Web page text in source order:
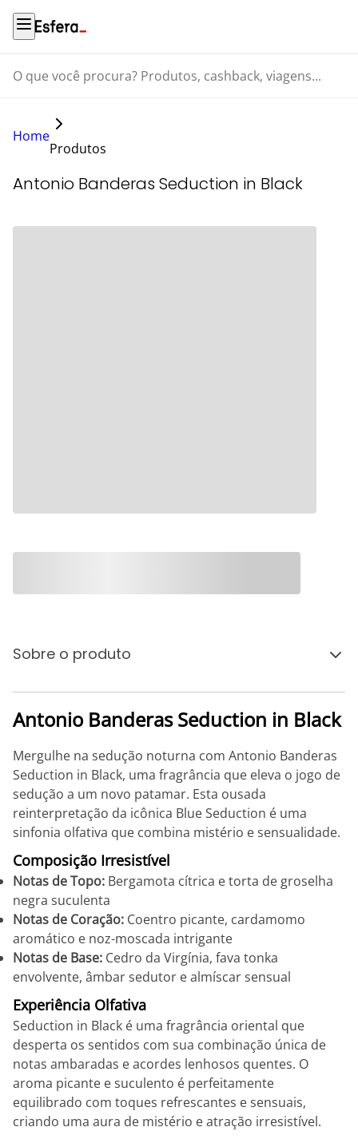
O que você procura? Produtos, cashback, viagens...
Home
Produtos
Antonio Banderas Seduction in Black
Sobre o produto
Antonio Banderas Seduction in Black
Mergulhe na sedução noturna com Antonio Banderas
Seduction in Black, uma fragrância que eleva o jogo de
sedução a um novo patamar. Esta ousada
reinterpretação da icônica Blue Seduction é uma
sinfonia olfativa que combina mistério e sensualidade.
Composição Irresistível
Notas de Topo: Bergamota cítrica e torta de groselha
negra suculenta
Notas de Coração: Coentro picante, cardamomo
aromático e noz-moscada intrigante
Notas de Base: Cedro da Virgínia, fava tonka
envolvente, âmbar sedutor e almíscar sensual
Experiência Olfativa
Seduction in Black é uma fragrância oriental que
desperta os sentidos com sua combinação única de
notas ambaradas e acordes lenhosos quentes. O
aroma picante e suculento é perfeitamente
equilibrado com toques refrescantes e sensuais,
criando uma aura de mistério e atração irresistível.